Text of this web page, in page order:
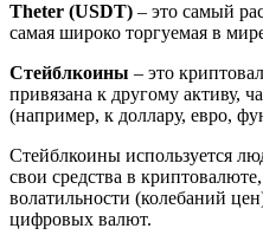
Theter (USDT) – это самый
самая широко торгуемая в
Стейблкоины – это
привязана к другому активу,
(например, к доллару, евро,
Стейблкоины используется
свои средства в
волатильности (колебаний
цифровых валют.